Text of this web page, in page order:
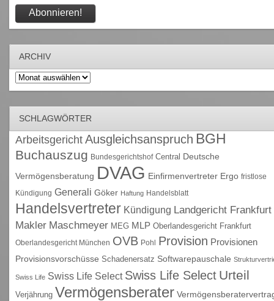
ARCHIV
Archiv
SCHLAGWÖRTER
Arbeitsgericht Ausgleichsanspruch BGH
Buchauszug Bundesgerichtshof Central Deutsche
Vermögensberatung DVAG Einfirmenvertreter Ergo fristlose
Kündigung Generali Göker Haftung Handelsblatt
Handelsvertreter Kündigung Landgericht Frankfurt
Makler Maschmeyer MEG MLP Oberlandesgericht Frankfurt
Oberlandesgericht München OVB Pohl Provision Provisionen
Provisionsvorschüsse Schadenersatz Softwarepauschale
Swiss Life Swiss Life Select Swiss Life Select Urteil
Verjährung Vermögensberater